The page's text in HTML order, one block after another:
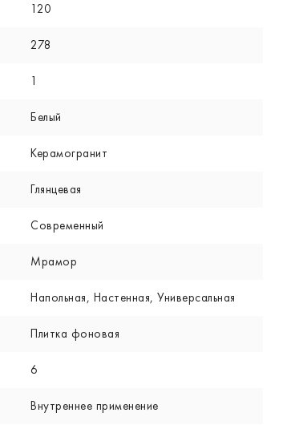
120
278
1
Белый
Керамогранит
Глянцевая
Современный
Мрамор
Напольная, Настенная, Универсальная
Плитка фоновая
6
Внутреннее применение